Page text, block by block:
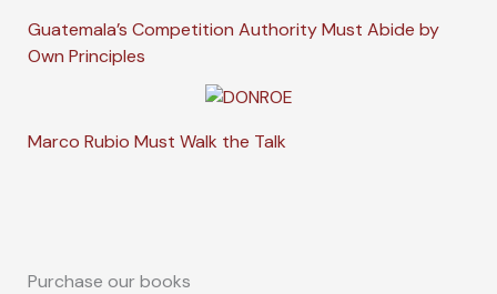
Guatemala’s Competition Authority Must Abide by
Own Principles
Marco Rubio Must Walk the Talk
Purchase our books